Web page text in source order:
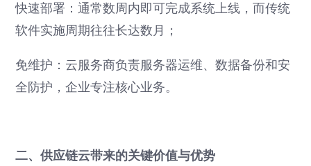
快速部署：通常数周内即可完成系统上线，而传统
软件实施周期往往长达数月；
免维护：云服务商负责服务器运维、数据备份和安
全防护，企业专注核心业务。
二、供应链云带来的关键价值与优势